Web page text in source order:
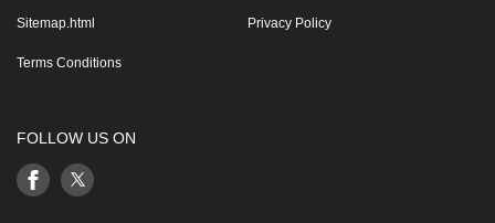
Sitemap.html Privacy Policy
Terms Conditions
FOLLOW US ON